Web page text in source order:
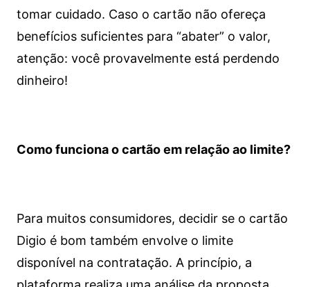
tomar cuidado. Caso o cartão não ofereça
benefícios suficientes para “abater” o valor,
atenção: você provavelmente está perdendo
dinheiro!
Como funciona o cartão em relação ao limite?
Para muitos consumidores, decidir se o cartão
Digio é bom também envolve o limite
disponível na contratação. A princípio, a